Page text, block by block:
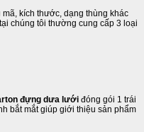
mã, kích thước, dạng thùng khác
chúng tôi thường cung cấp 3 loại
đựng dưa lưới đóng gói 1 trái
bắt mắt giúp giới thiệu sản phẩm